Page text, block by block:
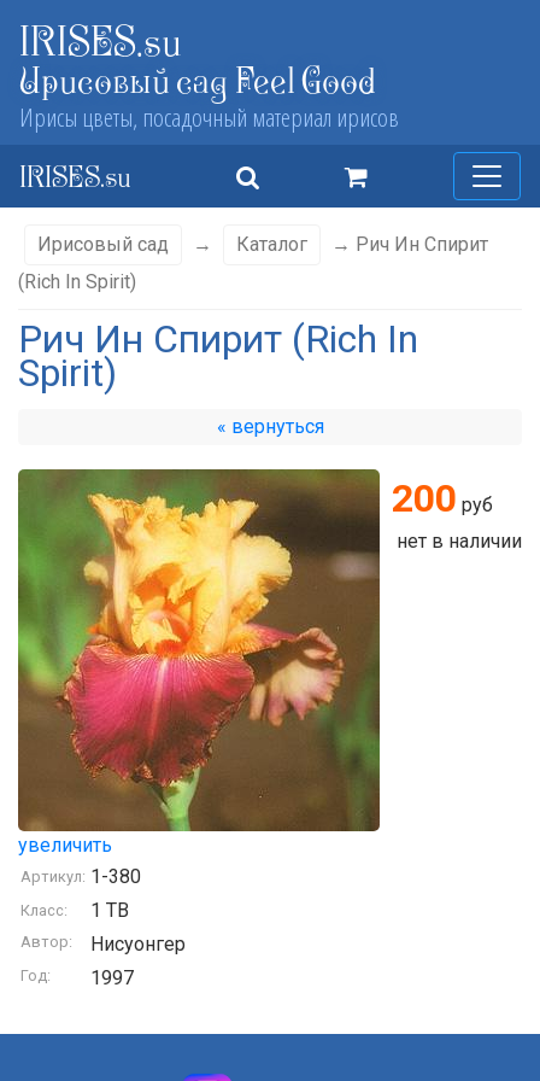
IRISES.su
Ирисовый сад Feel Good
Ирисы цветы, посадочный материал ирисов
IRISES.su
Ирисовый сад → Каталог
→ Рич Ин Спирит
(Rich In Spirit)
Рич Ин Спирит (Rich In
Spirit)
« вернуться
увеличить
200 руб
нет в наличии
Артикул: 1-380
Класс: 1 TB
Автор: Нисуонгер
Год: 1997